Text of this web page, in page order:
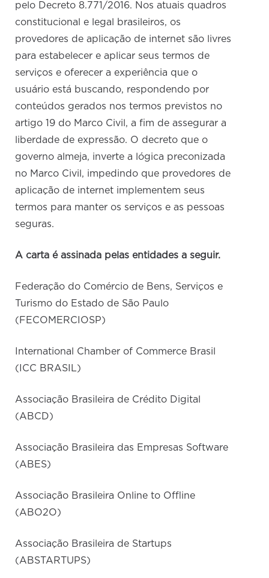
pelo Decreto 8.771/2016. Nos atuais quadros
constitucional e legal brasileiros, os
provedores de aplicação de internet são livres
para estabelecer e aplicar seus termos de
serviços e oferecer a experiência que o
usuário está buscando, respondendo por
conteúdos gerados nos termos previstos no
artigo 19 do Marco Civil, a fim de assegurar a
liberdade de expressão. O decreto que o
governo almeja, inverte a lógica preconizada
no Marco Civil, impedindo que provedores de
aplicação de internet implementem seus
termos para manter os serviços e as pessoas
seguras.
A carta é assinada pelas entidades a seguir.
Federação do Comércio de Bens, Serviços e
Turismo do Estado de São Paulo
(FECOMERCIOSP)
International Chamber of Commerce Brasil
(ICC BRASIL)
Associação Brasileira de Crédito Digital
(ABCD)
Associação Brasileira das Empresas Software
(ABES)
Associação Brasileira Online to Offline
(ABO2O)
Associação Brasileira de Startups
(ABSTARTUPS)